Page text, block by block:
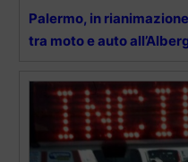
Palermo, in
tra moto e auto